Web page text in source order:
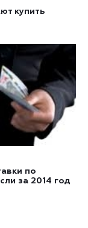
купить
по
за 2014 год